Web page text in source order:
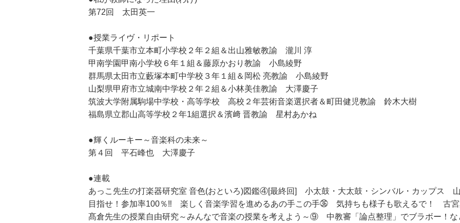
第72回 太田英一
●授業ライヴ・リポート
千葉県千葉市立本町小学校２年２組＆出山雅敏教諭 瀧川 淳
甲南学園甲南小学校６年１組＆藤原かおり教諭 小島綾野
群馬県太田市立藪塚本町中学校３年１組＆岡松 亮教諭 小島綾野
山梨県甲府市立城南中学校２年２組＆小林美佳教諭 大澤慶子
筑波大学附属駒場中学校・高等学校 高校２年芸術音楽選択者＆町田健児教諭 鈴木大樹
福島県立郡山高等学校２年1組選択＆濱﨑 晋教諭 星村あかね
●輝くルーキー～音楽科の未来～
第４回 平石峰也 大澤慶子
●連載
あっこ先生の打楽器研究室 音色(おといろ)図鑑④[最終回] 小太鼓・大太鼓・シンバル・カップス
目指せ！参加率100％‼ 楽しく音楽学習を進めるあの手この手㊱ 気持ちも様子も歌えるで！ 古
髙倉先生の授業自由研究～みんなで音楽の授業を考えよう～⑨ 中教審「論点整理」でブラボー！